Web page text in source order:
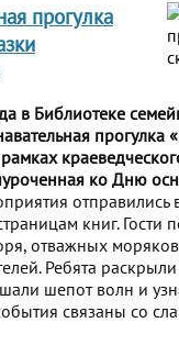
прогулка
в Библиотеке
прогулка
ко Дню
отправились
книг. Гости
отважных
Ребята
шепот волн и
связаны со